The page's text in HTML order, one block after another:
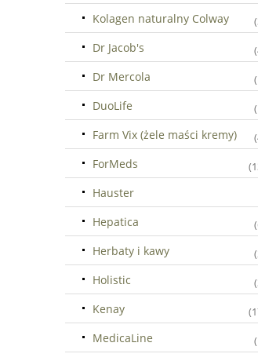
Kolagen naturalny Colway
Dr Jacob's
Dr Mercola
DuoLife
Farm Vix (żele maści kremy)
ForMeds
Hauster
Hepatica
Herbaty i kawy
Holistic
Kenay
MedicaLine